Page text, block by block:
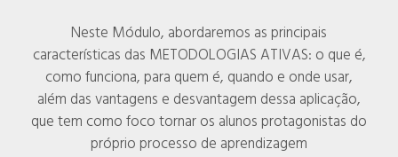
Neste Módulo, abordaremos as principais
características das METODOLOGIAS ATIVAS: o que é,
como funciona, para quem é, quando e onde usar,
além das vantagens e desvantagem dessa aplicação,
que tem como foco tornar os alunos protagonistas do
próprio processo de aprendizagem